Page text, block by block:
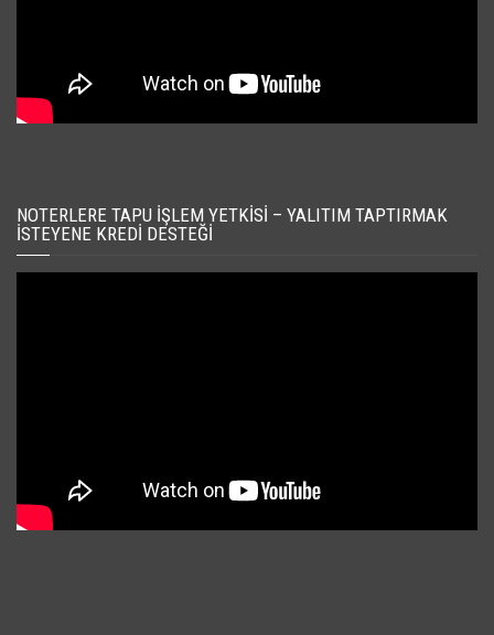
NOTERLERE TAPU İŞLEM YETKISI – YALITIM TAPTIRMAK
İSTEYENE KREDI DESTEĞI